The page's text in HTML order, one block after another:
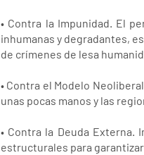
• Contra la Impunidad. El
inhumanas y degradantes,
de crímenes de lesa
• Contra el Modelo
unas pocas manos y las
• Contra la Deuda Externa.
estructurales para